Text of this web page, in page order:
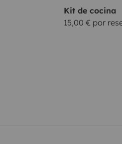
Kit de cocina
15,00 € por